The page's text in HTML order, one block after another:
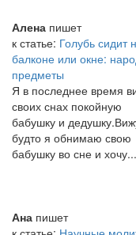
Алена пишет
к статье: Голубь сидит
балконе или окне:
предметы
Я в последнее время
своих снах покойную
бабушку и
будто я обнимаю свою
бабушку во сне и хочу...
Ана пишет